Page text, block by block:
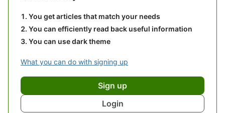
You get articles that match your needs
You can efficiently read back useful information
You can use dark theme
What you can do with signing up
Sign up
Login